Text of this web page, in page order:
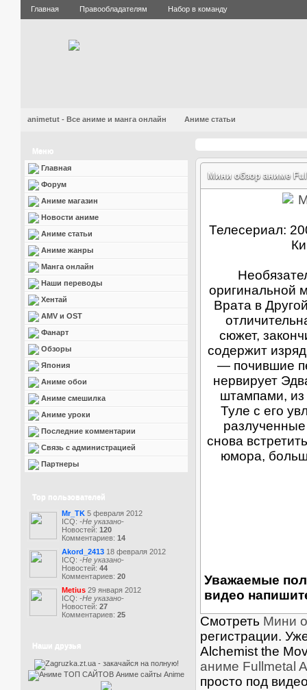
Главная Правообладателям Набор в команду
animetut - Все аниме и манга онлайн Аниме статьи
Меню
Главная
Форум
Аниме магазин
Новости аниме
Аниме статьи
Аниме жанры
Манга онлайн
Наши переводы
Хентай
AMV и OST
Фанарт
Обзоры
Япония
Аниме обои
Аниме смешилка
Аниме уроки
Последние комментарии
Связь с администрацией
Партнеры
Top пользователей
Mr_TK 5 февраля 2012
ICQ: -Не указано-
Новостей: 120
Комментариев: 14
Akord_2413 18 февраля 2012
ICQ: -Не указано-
Новостей: 44
Комментариев: 20
Metius 29 января 2012
ICQ: -Не указано-
Новостей: 27
Комментариев: 25
Наши друзья
Мини обзор аниме
Телесериал:
оригинальной
Врата в
сюжет,
содержит
— почившие
нервирует
штампами,
Туле с его
снова
юмора,
Уважаемые
видео
Смотреть Мини
регистрации.
Alchemist the
аниме Fullmetal
просто под